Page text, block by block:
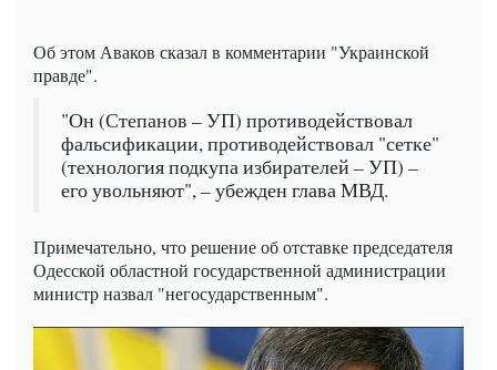
Об этом Аваков сказал в комментарии "Украинской
правде".
"Он (Степанов – УП) противодействовал
фальсификации, противодействовал "сетке"
(технология подкупа избирателей – УП) –
его увольняют", – убежден глава МВД.
Примечательно, что решение об отставке председателя
Одесской областной государственной администрации
министр назвал "негосударственным".